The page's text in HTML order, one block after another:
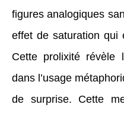
figures analogiques
effet de saturation qui
Cette prolixité révèle
dans l’usage
de surprise. Cette